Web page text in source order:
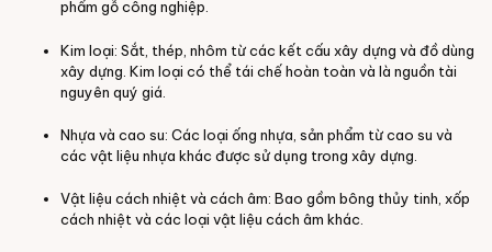
phẩm gỗ công nghiệp.
Kim loại: Sắt, thép, nhôm từ các kết cấu xây dựng và đồ dùng
xây dựng. Kim loại có thể tái chế hoàn toàn và là nguồn tài
nguyên quý giá.
Nhựa và cao su: Các loại ống nhựa, sản phẩm từ cao su và
các vật liệu nhựa khác được sử dụng trong xây dựng.
Vật liệu cách nhiệt và cách âm: Bao gồm bông thủy tinh, xốp
cách nhiệt và các loại vật liệu cách âm khác.